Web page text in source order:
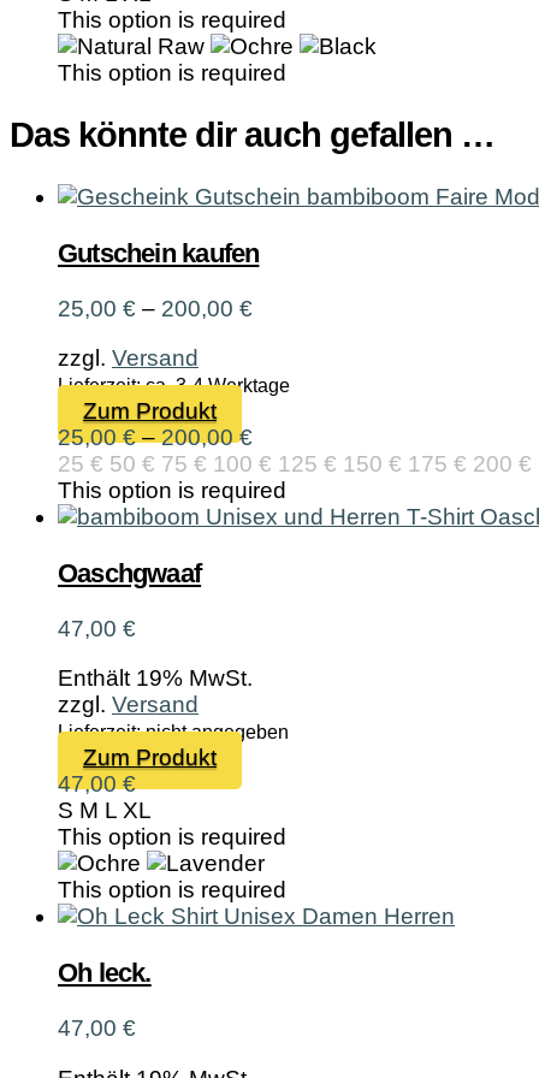
mehrere
Varianten
auf.
Optionen
können
der
gewählt
This option is required
This option is required
Das könnte dir auch gefallen …
Gutschein kaufen
25,00 € – 200,00 €Preisspanne:
200,00 €
zzgl. Versand
Lieferzeit: ca. 3-4 Werktage
Zum Produkt
Produkt
weist
mehrere
Varianten
der
gewählt
25,00€ –200,00€Preisspanne:
25,00 €
bis
200,00 €
25 € 50 € 75 € 100 € 125 € 150 € 175 € 200 €
This option is required
Oaschgwaaf
47,00 €
Enthält 19% MwSt.
zzgl. Versand
Lieferzeit: nicht angegeben
Zum Produkt
Produkt
mehrere
Varianten
auf.
Die
47,00€
S M L XL
This option is required
This option is required
Oh leck.
47,00 €